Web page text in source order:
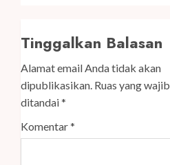
Tinggalkan Balasan
Alamat email Anda tidak akan
dipublikasikan. Ruas yang wajib
ditandai*
Komentar*